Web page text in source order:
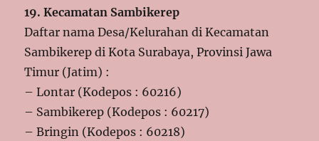
19. Kecamatan Sambikerep
Daftar nama Desa/Kelurahan di Kecamatan
Sambikerep di Kota Surabaya, Provinsi Jawa
Timur (Jatim) :
– Lontar (Kodepos : 60216)
– Sambikerep (Kodepos : 60217)
– Bringin (Kodepos : 60218)